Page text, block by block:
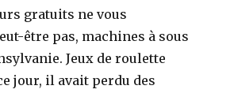
gratuits ne vous
être pas, machines à sous
Jeux de roulette
jour, il avait perdu des